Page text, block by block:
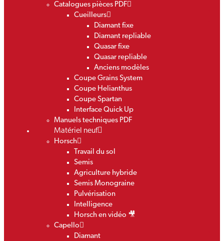
Catalogues pièces PDF
Cueilleurs
Diamant fixe
Diamant repliable
Quasar fixe
Quasar repliable
Anciens modèles
Coupe Grains System
Coupe Helianthus
Coupe Spartan
Interface Quick Up
Manuels techniques PDF
Matériel neuf
Horsch
Travail du sol
Semis
Agriculture hybride
Semis Monograine
Pulvérisation
Intelligence
Horsch en vidéo 🎥
Capello
Diamant